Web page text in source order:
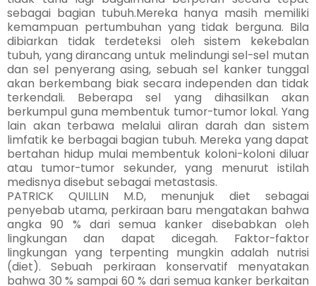
sebagai bagian tubuh.Mereka hanya masih memiliki
kemampuan pertumbuhan yang tidak berguna. Bila
dibiarkan tidak terdeteksi oleh sistem kekebalan
tubuh, yang dirancang untuk melindungi sel-sel mutan
dan sel penyerang asing, sebuah sel kanker tunggal
akan berkembang biak secara independen dan tidak
terkendali. Beberapa sel yang dihasilkan akan
berkumpul guna membentuk tumor-tumor lokal. Yang
lain akan terbawa melalui aliran darah dan sistem
limfatik ke berbagai bagian tubuh. Mereka yang dapat
bertahan hidup mulai membentuk koloni-koloni diluar
atau tumor-tumor sekunder, yang menurut istilah
medisnya disebut sebagai metastasis.
PATRICK QUILLIN M.D, menunjuk diet sebagai
penyebab utama, perkiraan baru mengatakan bahwa
angka 90 % dari semua kanker disebabkan oleh
lingkungan dan dapat dicegah. Faktor-faktor
lingkungan yang terpenting mungkin adalah nutrisi
(diet). Sebuah perkiraan konservatif menyatakan
bahwa 30 % sampai 60 % dari semua kanker berkaitan